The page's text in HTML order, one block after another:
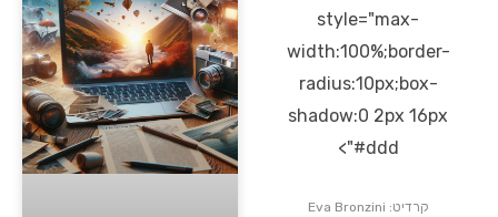
style="max-
width:100%;border-
radius:10px;box-
shadow:0 2px 16px
#ddd">
קרדיט: Eva Bronzini